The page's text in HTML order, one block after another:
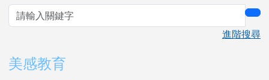
進階搜尋
美感教育